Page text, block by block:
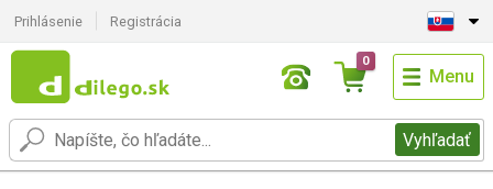
Prihlásenie Registrácia
Vyhľadať
0
Menu